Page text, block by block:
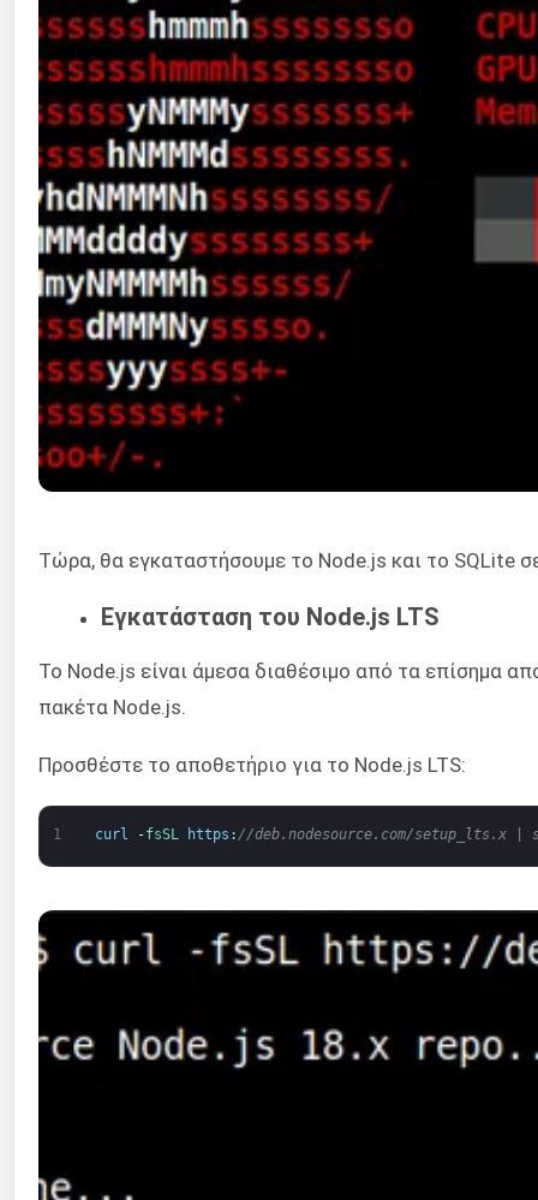
Τώρα, θα εγκαταστήσουμε το Node.js και το SQLite
Εγκατάσταση του Node.js LTS
Το Node.js είναι άμεσα διαθέσιμο από τα επίσημα
πακέτα Node.js.
Προσθέστε το αποθετήριο για το Node.js LTS:
1 curl -fsSL https : //deb.nodesource.com/setup_lts.x |